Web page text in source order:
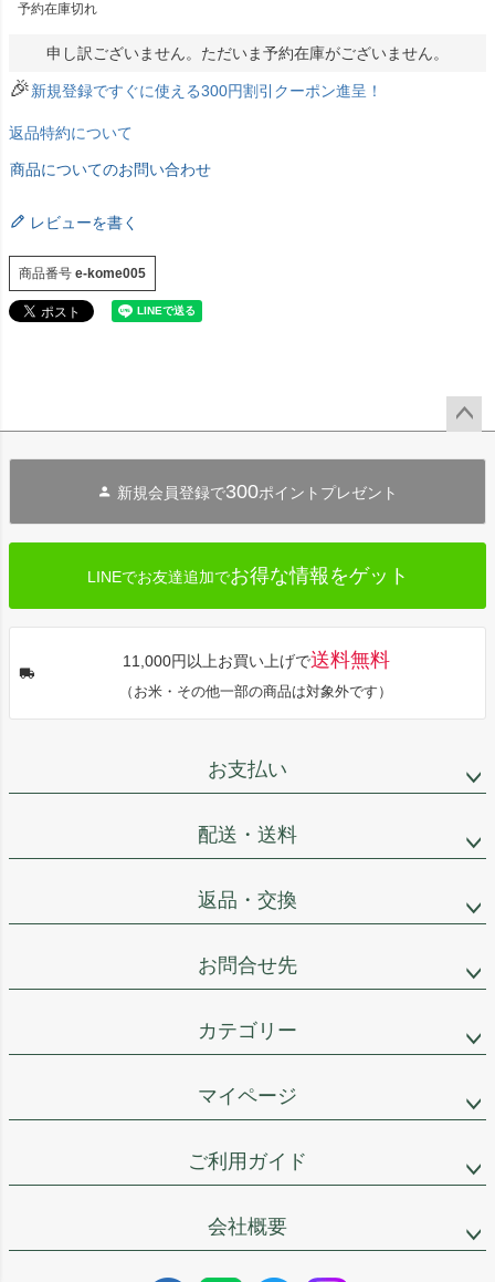
予約在庫切れ
申し訳ございません。ただいま予約在庫がございません。
🎉新規登録ですぐに使える300円割引クーポン進呈！
返品特約について
商品についてのお問い合わせ
レビューを書く
商品番号 e-kome005
新規会員登録で300ポイントプレゼント
LINEでお友達追加でお得な情報をゲット
11,000円以上お買い上げで送料無料
（お米・その他一部の商品は対象外です）
お支払い
配送・送料
返品・交換
お問合せ先
カテゴリー
マイページ
ご利用ガイド
会社概要